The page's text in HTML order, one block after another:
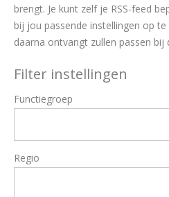
brengt. Je kunt zelf je RSS-feed
bij jou passende instellingen op
daarna ontvangt zullen passen bij
Filter instellingen
Functiegroep
Regio